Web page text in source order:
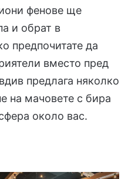
фенове ще
и обрат в
предпочитате да
вместо пред
предлага няколко
на мачовете с бира
около вас.